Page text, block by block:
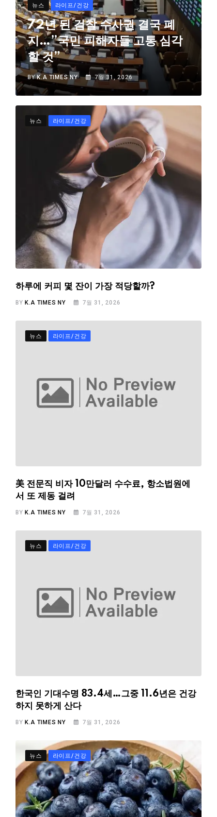
뉴스 라이프/건강
72년 된 검찰 수사권 결국 폐
지…”국민 피해자들 고통 심각
할 것”
BYK.A TIMES NY 7월 31, 2026
뉴스 라이프/건강
하루에 커피 몇 잔이 가장 적당할까?
BYK.A TIMES NY 7월 31, 2026
뉴스 라이프/건강
美 전문직 비자 10만달러 수수료, 항소법원에
서 또 제동 걸려
BY K.A TIMES NY 7월 31, 2026
뉴스 라이프/건강
한국인 기대수명 83.4세…그중 11.6년은 건강
하지 못하게 산다
BY K.A TIMES NY 7월 31, 2026
뉴스 라이프/건강